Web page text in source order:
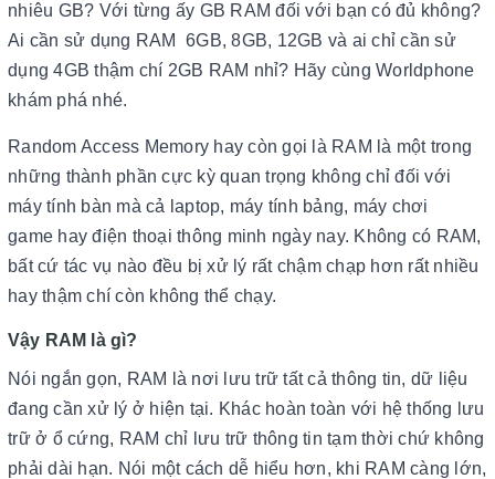
nhiêu GB? Với từng ấy GB RAM đối với bạn có đủ không?
Ai cần sử dụng RAM 6GB, 8GB, 12GB và ai chỉ cần sử
dụng 4GB thậm chí 2GB RAM nhỉ? Hãy cùng Worldphone
khám phá nhé.
Random Access Memory hay còn gọi là RAM là một trong
những thành phần cực kỳ quan trọng không chỉ đối với
máy tính bàn mà cả laptop, máy tính bảng, máy chơi
game hay điện thoại thông minh ngày nay. Không có RAM,
bất cứ tác vụ nào đều bị xử lý rất chậm chạp hơn rất nhiều
hay thậm chí còn không thể chạy.
Vậy RAM là gì?
Nói ngắn gọn, RAM là nơi lưu trữ tất cả thông tin, dữ liệu
đang cần xử lý ở hiện tại. Khác hoàn toàn với hệ thống lưu
trữ ở ổ cứng, RAM chỉ lưu trữ thông tin tạm thời chứ không
phải dài hạn. Nói một cách dễ hiểu hơn, khi RAM càng lớn,